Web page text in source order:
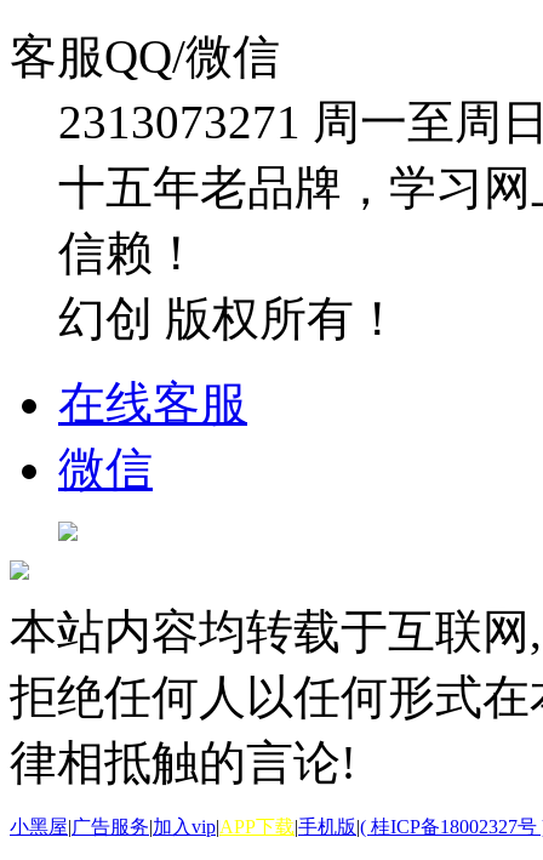
客服QQ/微信
2313073271 周一至周
十五年老品牌，学习
信赖！
幻创 版权所有！
在线客服
微信
本站内容均转载于互联
拒绝任何人以任何形式
律相抵触的言论!
小黑屋|广告服务|加入vip|APP下载|手机版|( 桂ICP备18002327号